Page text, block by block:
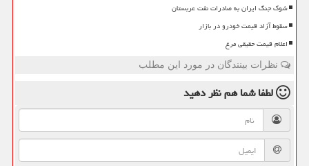
شوک جنگ ایران به صادرات نفت عربستان
سقوط آزاد قیمت خودرو در بازار
اعلام قیمت حقیقی مرغ
نظرات بینندگان در مورد این مطلب
لطفا شما همنظر دهید